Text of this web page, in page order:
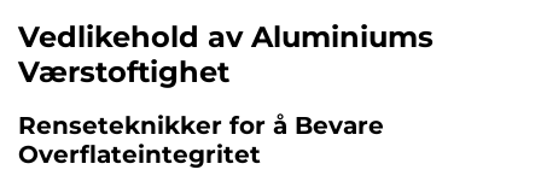
Vedlikehold av Aluminiums
Værstoftighet
Renseteknikker for å Bevare
Overflateintegritet